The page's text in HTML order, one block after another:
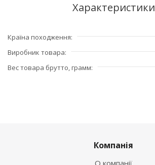
Характеристики
Країна походження
Виробник товара
Вес товара брутто, грамм
Компанія